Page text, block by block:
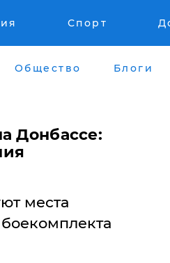
Спорт
Общество Блоги
Донбассе:
места